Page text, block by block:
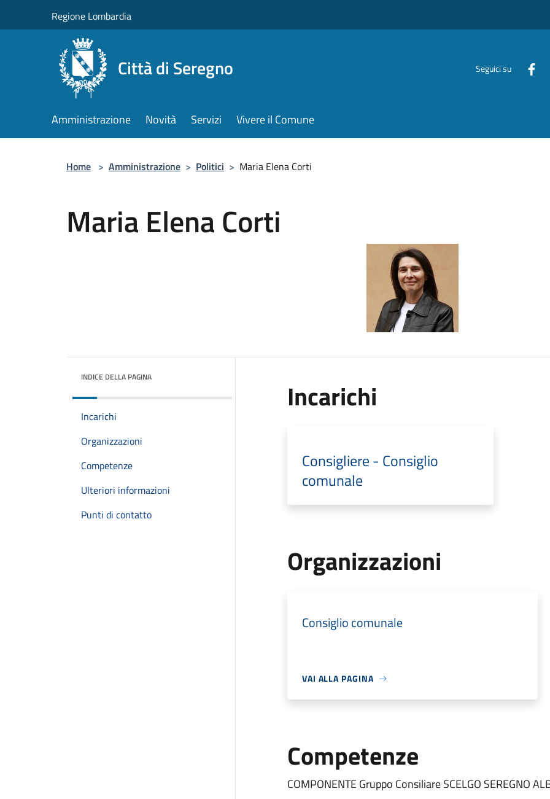
Regione Lombardia
Città di Seregno Seguici su
Amministrazione Novità Servizi Vivere il Comune
Home > Amministrazione > Politici > Maria Elena Corti
Maria Elena Corti
INDICE DELLA PAGINA
Incarichi
Organizzazioni
Competenze
Ulteriori informazioni
Punti di contatto
Incarichi
Consigliere - Consiglio
comunale
Organizzazioni
Consiglio comunale
VAI ALLA PAGINA
Competenze
COMPONENTE Gruppo Consiliare SCELGO SEREGNO